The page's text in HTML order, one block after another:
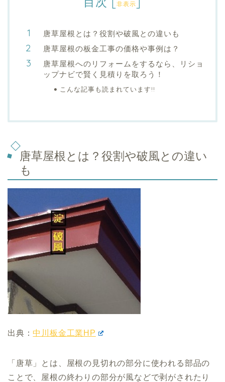
非表示
唐草屋根とは？役割や破風との違いも
唐草屋根の板金工事の価格や事例は？
唐草屋根へのリフォームをするなら、リショ
ップナビで賢く見積りを取ろう！
こんな記事も読まれています!!
唐草屋根とは？役割や破風との違い
も
出典： 中川板金工業HP
「唐草」とは、屋根の見切れの部分に使われる部品の
ことで、屋根の終わりの部分が風などで剥がされたり